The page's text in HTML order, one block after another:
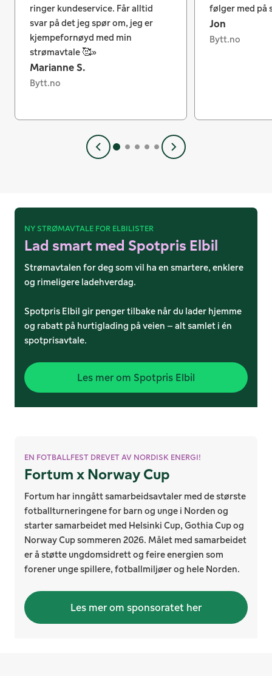
ringer kundeservice. Får alltid
svar på det jeg spør om, jeg er
kjempefornøyd med min
strømavtale 🥰
Marianne S.
Bytt.no
følger med på
Jon
Bytt.no
NY STRØMAVTALE FOR ELBILISTER
Lad smart med Spotpris Elbil
Strømavtalen for deg som vil ha en smartere, enklere
og rimeligere ladehverdag.
Spotpris Elbil gir penger tilbake når du lader hjemme
og rabatt på hurtiglading på veien – alt samlet i én
spotprisavtale.
Les mer om Spotpris Elbil
EN FOTBALLFEST DREVET AV NORDISK ENERGI!
Fortum x Norway Cup
Fortum har inngått samarbeidsavtaler med de største
fotballturneringene for barn og unge i Norden og
starter samarbeidet med Helsinki Cup, Gothia Cup og
Norway Cup sommeren 2026. Målet med samarbeidet
er å støtte ungdomsidrett og feire energien som
forener unge spillere, fotballmiljøer og hele Norden.
Les mer om sponsoratet her